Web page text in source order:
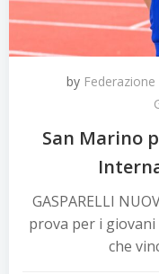
by
San Marino
GASPARELLI
prova per i giovani
che